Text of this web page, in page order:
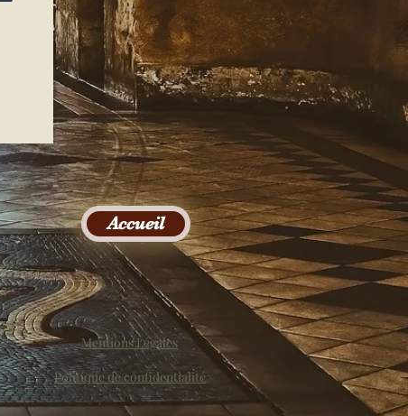
Accueil
Mentions Légales
Politique de confidentialité